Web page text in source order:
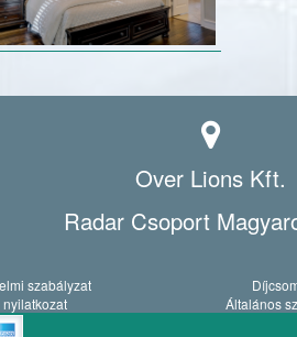
Over Lions Kft.
Radar Csoport
szabályzat
Általános